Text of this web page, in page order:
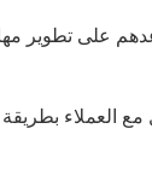
على تطوير
العملاء